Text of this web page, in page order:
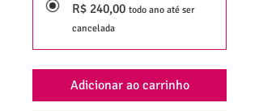
R$ 240,00 todo ano até ser
cancelada
Adicionar ao carrinho